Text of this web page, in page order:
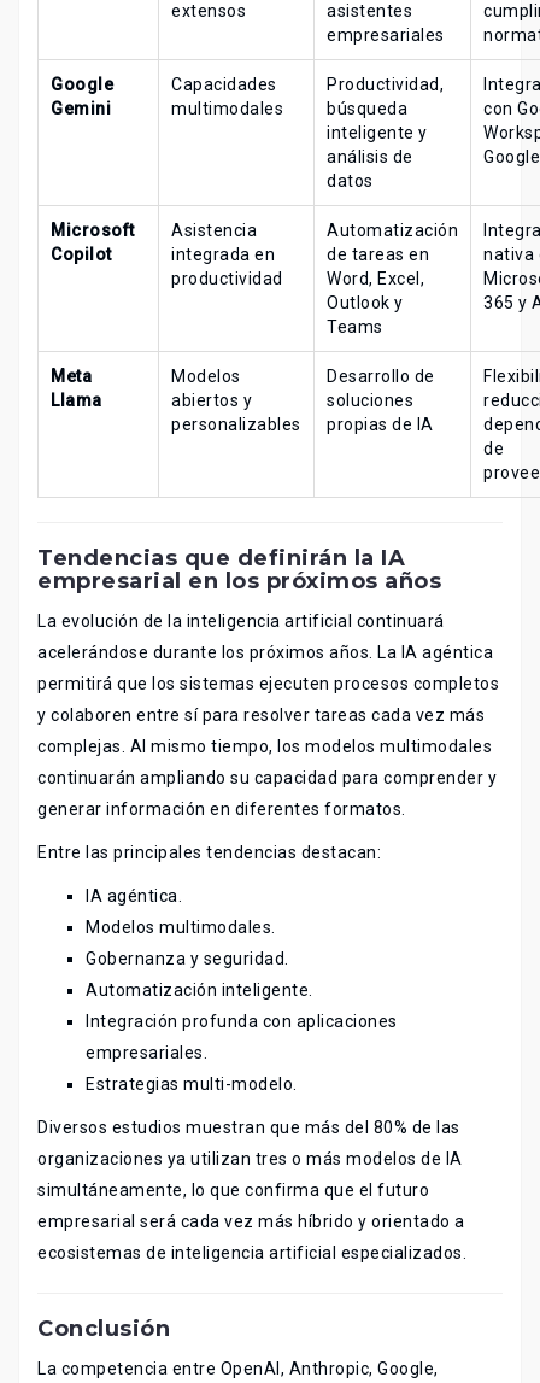
extensos
asistentes
empresariales
Google
Gemini
Capacidades
multimodales
Productividad,
búsqueda
inteligente y
análisis de
datos
con
Microsoft
Copilot
Asistencia
integrada en
productividad
Automatización
de tareas en
Word, Excel,
Outlook y
Teams
nativa
365 y
Meta
Llama
Modelos
abiertos y
personalizables
Desarrollo de
soluciones
propias de IA
de
Tendencias que definirán la IA
empresarial en los próximos años
La evolución de la inteligencia artificial continuará
acelerándose durante los próximos años. La IA agéntica
permitirá que los sistemas ejecuten procesos completos
y colaboren entre sí para resolver tareas cada vez más
complejas. Al mismo tiempo, los modelos multimodales
continuarán ampliando su capacidad para comprender y
generar información en diferentes formatos.
Entre las principales tendencias destacan:
IA agéntica.
Modelos multimodales.
Gobernanza y seguridad.
Automatización inteligente.
Integración profunda con aplicaciones
empresariales.
Estrategias multi-modelo.
Diversos estudios muestran que más del 80% de las
organizaciones ya utilizan tres o más modelos de IA
simultáneamente, lo que confirma que el futuro
empresarial será cada vez más híbrido y orientado a
ecosistemas de inteligencia artificial especializados.
Conclusión
La competencia entre OpenAI, Anthropic, Google,